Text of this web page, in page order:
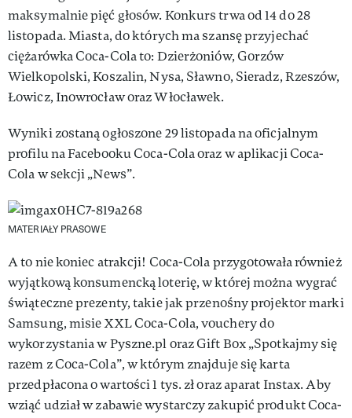
maksymalnie pięć głosów. Konkurs trwa od 14 do 28
listopada. Miasta, do których ma szansę przyjechać
ciężarówka Coca-Cola to: Dzierżoniów, Gorzów
Wielkopolski, Koszalin, Nysa, Sławno, Sieradz, Rzeszów,
Łowicz, Inowrocław oraz Włocławek.
Wyniki zostaną ogłoszone 29 listopada na oficjalnym
profilu na Facebooku Coca-Cola oraz w aplikacji Coca-
Cola w sekcji „News”.
MATERIAŁY PRASOWE
A to nie koniec atrakcji! Coca-Cola przygotowała również
wyjątkową konsumencką loterię, w której można wygrać
świąteczne prezenty, takie jak przenośny projektor marki
Samsung, misie XXL Coca-Cola, vouchery do
wykorzystania w Pyszne.pl oraz Gift Box „Spotkajmy się
razem z Coca-Cola”, w którym znajduje się karta
przedpłacona o wartości 1 tys. zł oraz aparat Instax. Aby
wziąć udział w zabawie wystarczy zakupić produkt Coca-